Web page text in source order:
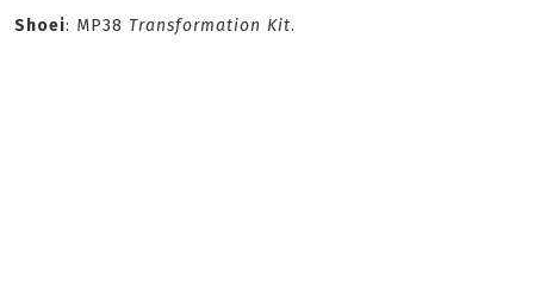
Shoei: MP38 Transformation Kit.